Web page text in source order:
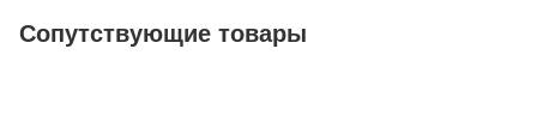
Сопутствующие товары